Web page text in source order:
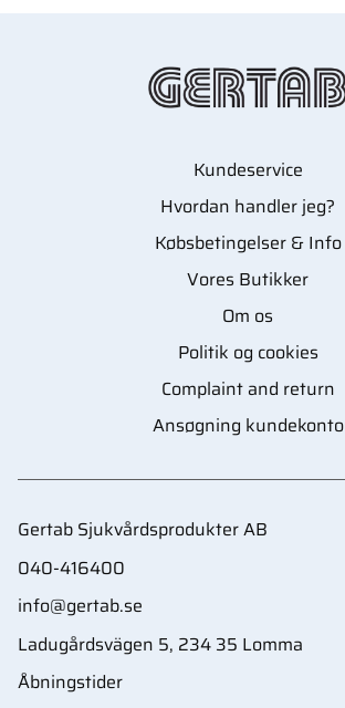
Kundeservice
Hvordan handler jeg?
Købsbetingelser & Info
Vores Butikker
Om os
Politik og cookies
Complaint and return
Ansøgning kundekonto
Gertab Sjukvårdsprodukter AB
040-416400
info@gertab.se
Ladugårdsvägen 5, 234 35 Lomma
Åbningstider